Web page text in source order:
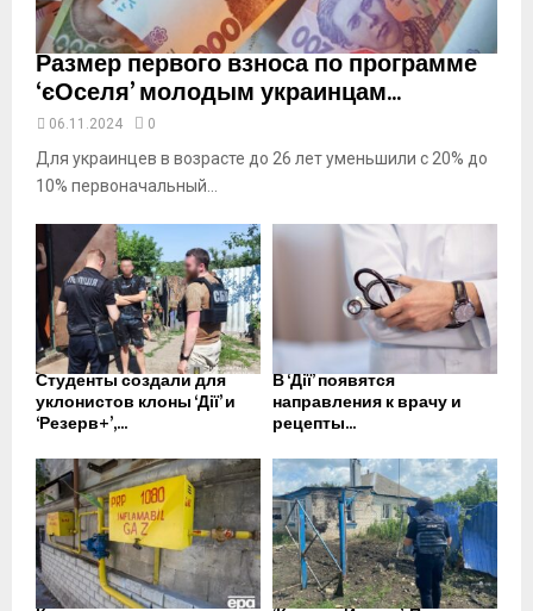
e
Размер первого взноса по программе
‘єОселя’ молодым украинцам...
06.11.2024 0
Для украинцев в возрасте до 26 лет уменьшили с 20% до
10% первоначальный...
Студенты создали для
уклонистов клоны ‘Дії’ и
‘Резерв+’,...
В ‘Дії’ появятся
направления к врачу и
рецепты...